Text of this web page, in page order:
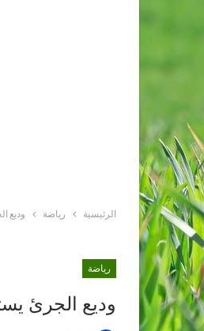
الرئيسية رياضة وديع
رياضة
وديع الجرئ